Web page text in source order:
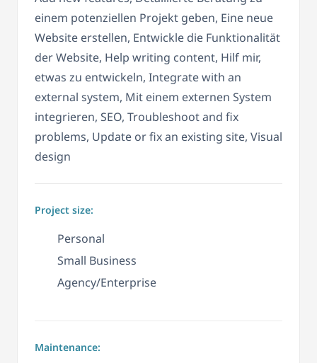
einem potenziellen Projekt geben, Eine neue
Website erstellen, Entwickle die Funktionalität
der Website, Help writing content, Hilf mir,
etwas zu entwickeln, Integrate with an
external system, Mit einem externen System
integrieren, SEO, Troubleshoot and fix
problems, Update or fix an existing site, Visual
design
Project size:
Personal
Small Business
Agency/Enterprise
Maintenance: